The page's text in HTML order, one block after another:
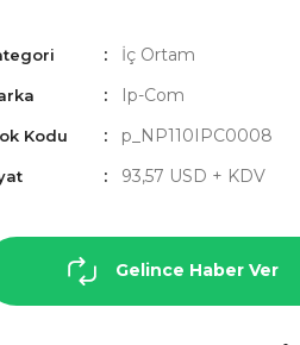
İç Ortam
Ip-Com
Kodu p_NP110IPC0008
93,57 USD + KDV
Gelince Haber Ver